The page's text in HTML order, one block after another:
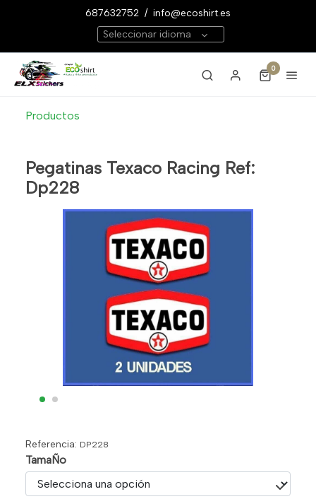
687632752 / info@ecoshirt.es
Seleccionar idioma
0
Productos
Pegatinas Texaco Racing Ref:
Dp228
Referencia: DP228
TamaÑo